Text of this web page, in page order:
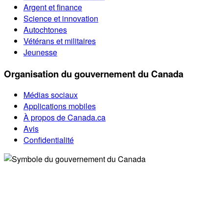
Argent et finance
Science et innovation
Autochtones
Vétérans et militaires
Jeunesse
Organisation du gouvernement du Canada
Médias sociaux
Applications mobiles
À propos de Canada.ca
Avis
Confidentialité